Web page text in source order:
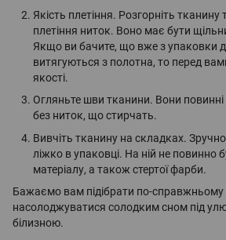
Якість плетіння. Розгорніть тканину
плетіння ниток. Воно має бути
Якщо ви бачите, що вже з упаковки
витягуються з полотна, то перед
якості.
Огляньте шви тканини. Вони повинні
без ниток, що стирчать.
Вивчіть тканину на складках.
ліжко в упаковці. На ній не повинно
матеріалу, а також стертої фарби.
Бажаємо вам підібрати по-справжньому
насолоджуватися солодким сном під
білизною.